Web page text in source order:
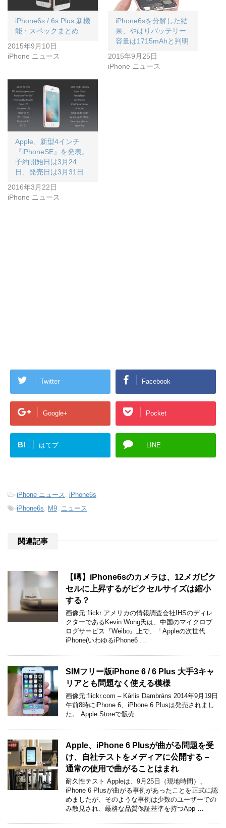
iPhone6s / 6s Plus 新機
能・スペックまとめ
2015年9月10日
iPhone ニュース
iPhone6sを分解した結
果、やはりバッテリー
容量は1715mAhと判明
2015年9月25日
iPhone ニュース
Apple、新型4インチ
『iPhoneSE』を発表。
予約開始日は3月24
日、発売日は3月31日
2016年3月22日
iPhone ニュース
Twitter Facebook
Google+ Pocket
B! はてブ LINE
-iPhone ニュース
iPhone6s
-iPhone6s M9 ニュース
関連記事
【噂】iPhone6sのカメラは、12メガピク
セルに上昇するがピクセルサイズは縮小
する？
画像元:flickr アメリカの情報調査会社IHSのディレ
クターであるKevin Wong氏は、中国のマイクロブ
ログサービス『Weibo』上で、「Appleの次世代
iPhone(いわゆるiPhone6 …
SIMフリー版iPhone 6 / 6 Plus 大手3キャ
リアとも問題なく使える模様
画像元:flickr.com – Kārlis Dambrāns 2014年9月19日
午前8時にiPhone 6、iPhone 6 Plusは発売されまし
た。 Apple Storeで販売 …
Apple、iPhone 6 Plusが曲がる問題を受
け、自社テストをメディアに公開する –
通常の使用で曲がることはまれ
耐久性テスト Appleは、9月25日（現地時間）、
iPhone 6 Plusが曲がる事例があったことを正式に認
めましたが、そのような事例は少数のユーザーでの
み散見され、厳格な品質保証基準を持つApp …